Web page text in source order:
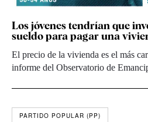
Los jóvenes tendrían que
sueldo para pagar una
El precio de la vivienda es el más
informe del Observatorio de
PARTIDO POPULAR (PP)